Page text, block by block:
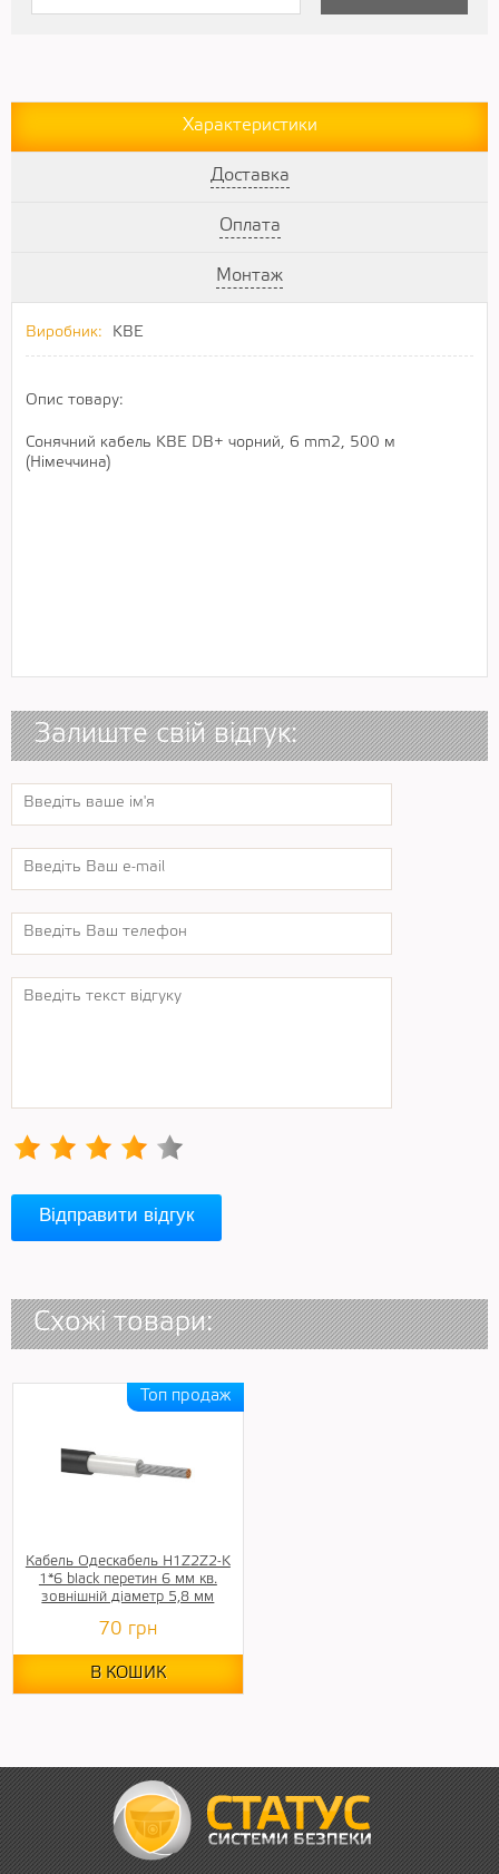
Характеристики
Доставка
Оплата
Монтаж
Виробник: KBE
Опис товару:
Сонячний кабель KBE DB+ чорний, 6 mm2, 500 м
(Німеччина)
Залиште свій відгук:
Відправити відгук
Схожі товари:
Кабель Одескабель H1Z2Z2-K
1*6 black перетин 6 мм кв.
зовнішній діаметр 5,8 мм
70 грн
В КОШИК